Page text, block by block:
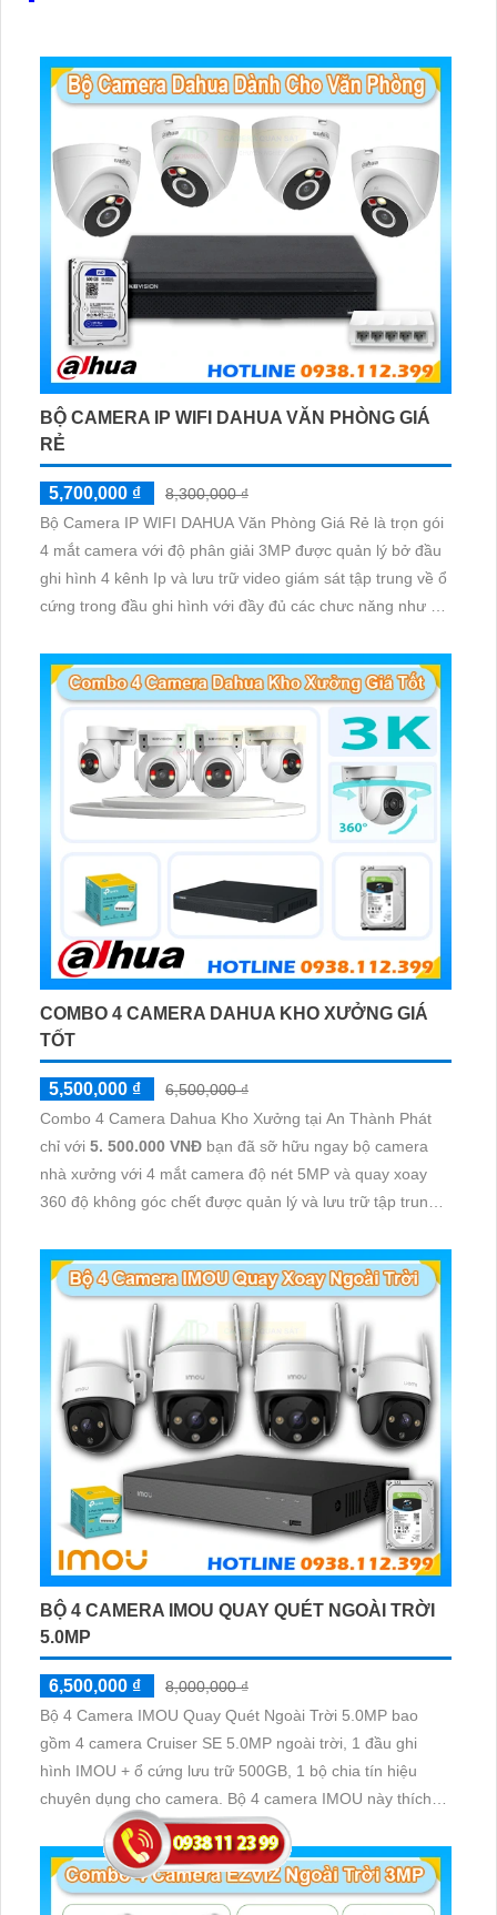
BỘ CAMERA IP WIFI DAHUA VĂN PHÒNG GIÁ
RẺ
5,700,000 ₫
8,300,000 ₫
Bộ Camera IP WIFI DAHUA Văn Phòng Giá Rẻ là trọn gói
4 mắt camera với độ phân giải 3MP được quản lý bở đầu
ghi hình 4 kênh Ip và lưu trữ video giám sát tập trung về ổ
cứng trong đầu ghi hình với đầy đủ các chưc năng như AI
giám sát có màu vào ban đêm
COMBO 4 CAMERA DAHUA KHO XƯỞNG GIÁ
TỐT
5,500,000 ₫
6,500,000 ₫
Combo 4 Camera Dahua Kho Xưởng tại An Thành Phát
chỉ với 5. 500.000 VNĐ bạn đã sỡ hữu ngay bộ camera
nhà xưởng với 4 mắt camera độ nét 5MP và quay xoay
360 độ không góc chết được quản lý và lưu trữ tập trung
BỘ 4 CAMERA IMOU QUAY QUÉT NGOÀI TRỜI
5.0MP
6,500,000 ₫
8,000,000 ₫
Bộ 4 Camera IMOU Quay Quét Ngoài Trời 5.0MP bao
gồm 4 camera Cruiser SE 5.0MP ngoài trời, 1 đầu ghi
hình IMOU + ổ cứng lưu trữ 500GB, 1 bộ chia tín hiệu
chuyên dụng cho camera. Bộ 4 camera IMOU này thích
hợp lắp đặt cho kho hàng, nhà xưởng, khu phố và khu vực
cần giám sát ngoài trời